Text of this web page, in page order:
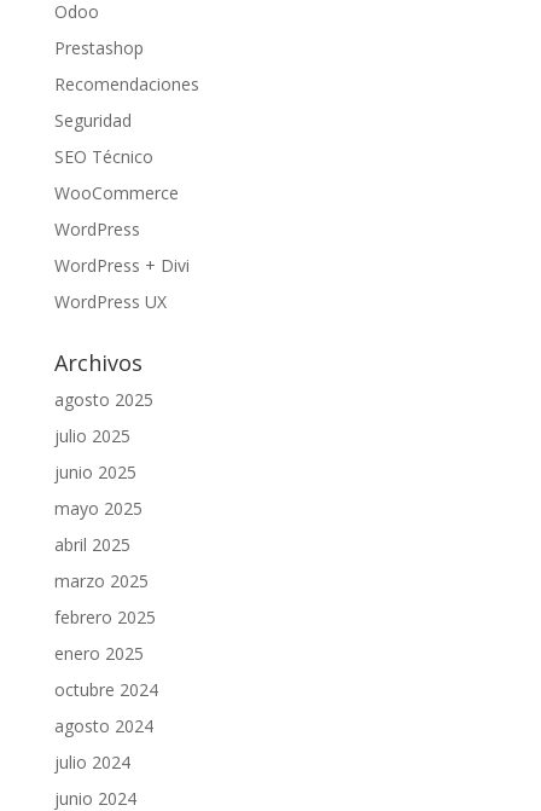
Odoo
Prestashop
Recomendaciones
Seguridad
SEO Técnico
WooCommerce
WordPress
WordPress + Divi
WordPress UX
Archivos
agosto 2025
julio 2025
junio 2025
mayo 2025
abril 2025
marzo 2025
febrero 2025
enero 2025
octubre 2024
agosto 2024
julio 2024
junio 2024